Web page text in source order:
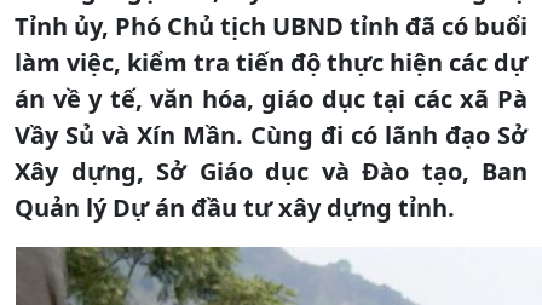
Tỉnh ủy, Phó Chủ tịch UBND tỉnh đã có buổi
làm việc, kiểm tra tiến độ thực hiện các dự
án về y tế, văn hóa, giáo dục tại các xã Pà
Vầy Sủ và Xín Mần. Cùng đi có lãnh đạo Sở
Xây dựng, Sở Giáo dục và Đào tạo, Ban
Quản lý Dự án đầu tư xây dựng tỉnh.